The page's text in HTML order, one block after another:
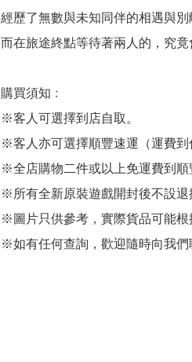
經歷了無數與未知同伴的相遇與別
而在旅途終點等待著兩人的，究
購買須知﹕
※客人可選擇到店自取。
※客人亦可選擇順豐速運（運費到
※全店購物二件或以上免運費到順
※所有全新原裝遊戲開封後不設退
※圖片只供參考，實際貨品可能根
※如有任何查詢，歡迎隨時向我們